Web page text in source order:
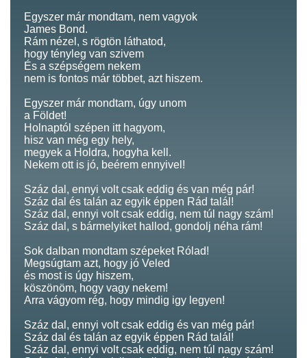
Egyszer már mondtam, nem vagyok
James Bond.
Rám nézel, s rögtön láthatod,
hogy tényleg van szivem
És a szépségem nekem
nem is fontos már többet, azt hiszem.
Egyszer már mondtam, úgy unom
a Földet!
Holnaptól szépen itt hagyom,
hisz van még egy hely,
megyek a Holdra, hogyha kell.
Nekem ott is jó, beérem ennyivel!
Száz dal, ennyi volt csak eddig és van még pár!
Száz dal és talán az egyik éppen Rád talál!
Száz dal, ennyi volt csak eddig, nem túl nagy szám!
Száz dal, s bármelyiket hallod, gondolj néha rám!
Sok dalban mondtam szépeket Rólad!
Megsúgtam azt, hogy jó Veled
és most is úgy hiszem,
köszönöm, hogy vagy nekem!
Arra vágyom rég, hogy mindig igy legyen!
Száz dal, ennyi volt csak eddig és van még pár!
Száz dal és talán az egyik éppen Rád talál!
Száz dal, ennyi volt csak eddig, nem túl nagy szám!